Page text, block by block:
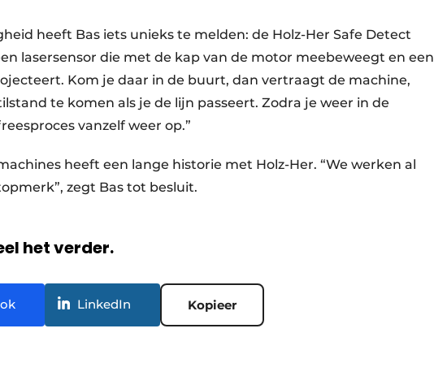
heeft Bas iets unieks te melden: de Holz-Her Safe Detect
lasersensor die met de kap van de motor meebeweegt en een
Kom je daar in de buurt, dan vertraagt de machine,
te komen als je de lijn passeert. Zodra je weer in de
vanzelf weer op.”
heeft een lange historie met Holz-Her. “We werken al
zegt Bas tot besluit.
het verder.
LinkedIn Kopieer